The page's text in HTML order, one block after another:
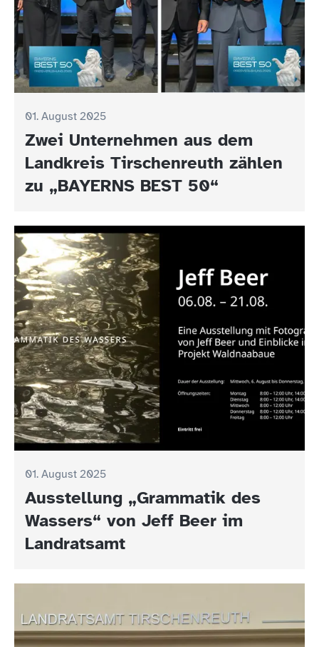
01. August 2025
Zwei Unternehmen aus dem
Landkreis Tirschenreuth zählen
zu „BAYERNS BEST 50“
01. August 2025
Ausstellung „Grammatik des
Wassers“ von Jeff Beer im
Landratsamt